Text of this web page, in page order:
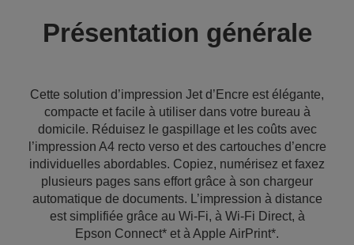
Présentation générale
Cette solution d’impression Jet d’Encre est élégante,
compacte et facile à utiliser dans votre bureau à
domicile. Réduisez le gaspillage et les coûts avec
l’impression A4 recto verso et des cartouches d’encre
individuelles abordables. Copiez, numérisez et faxez
plusieurs pages sans effort grâce à son chargeur
automatique de documents. L’impression à distance
est simplifiée grâce au Wi-Fi, à Wi-Fi Direct, à
Epson Connect* et à Apple AirPrint*.